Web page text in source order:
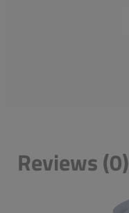
Reviews (0)